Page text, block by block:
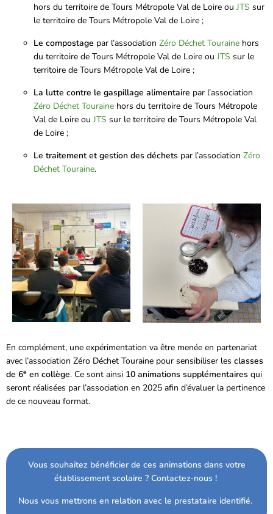
hors du territoire de Tours Métropole Val de Loire ou JTS sur
le territoire de Tours Métropole Val de Loire ;
Le compostage par l’association Zéro Déchet Touraine hors
du territoire de Tours Métropole Val de Loire ou JTS sur le
territoire de Tours Métropole Val de Loire ;
La lutte contre le gaspillage alimentaire par l’association
Zéro Déchet Touraine hors du territoire de Tours Métropole
Val de Loire ou JTS sur le territoire de Tours Métropole Val
de Loire ;
Le traitement et gestion des déchets par l’association Zéro
Déchet Touraine.
En complément, une expérimentation va être menée en partenariat
avec l’association Zéro Déchet Touraine pour sensibiliser les classes
de 6e en collège. Ce sont ainsi 10 animations supplémentaires qui
seront réalisées par l’association en 2025 afin d’évaluer la pertinence
de ce nouveau format.
Vous souhaitez bénéficier de ces animations dans votre
établissement scolaire ? Contactez-nous !
Nous vous mettrons en relation avec le prestataire identifié.